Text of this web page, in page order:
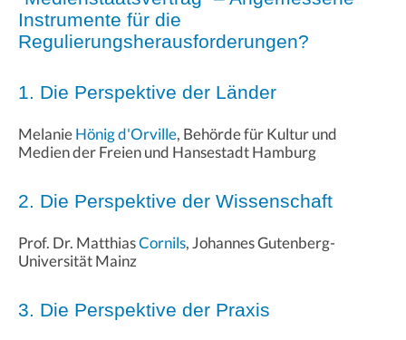
Instrumente für die
Regulierungsherausforderungen?
1. Die Perspektive der Länder
MelanieHönig d'Orville, Behörde für Kultur und
Medien der Freien und Hansestadt Hamburg
2. Die Perspektive der Wissenschaft
Prof. Dr. MatthiasCornils, Johannes Gutenberg-
Universität Mainz
3. Die Perspektive der Praxis